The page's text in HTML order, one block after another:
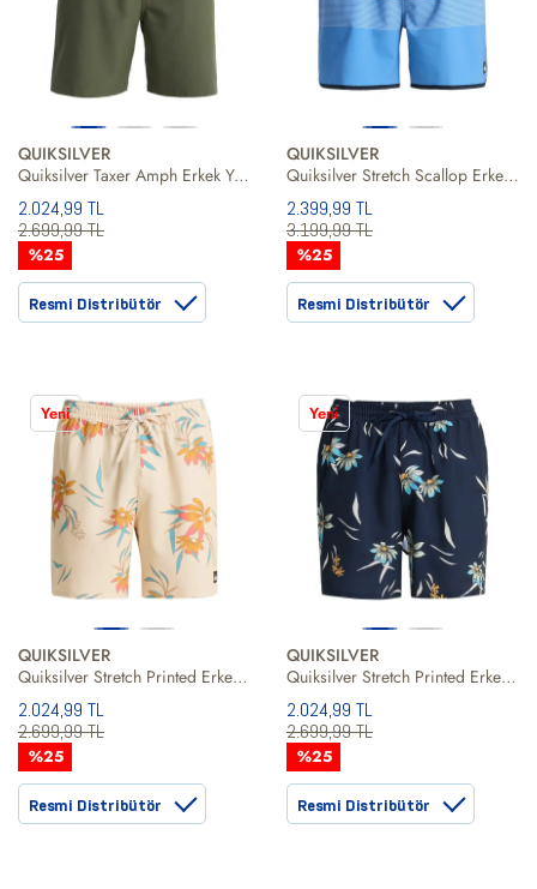
QUIKSILVER
Quiksilver Taxer Amph Erkek Yeşil Şort
2.024,99 TL
2.699,99 TL
%25
Resmi Distribütör
QUIKSILVER
Quiksilver Stretch Scallop Erkek Volley Short
2.399,99 TL
3.199,99 TL
%25
Resmi Distribütör
Yeni
QUIKSILVER
Quiksilver Stretch Printed Erkek Volley Short
2.024,99 TL
2.699,99 TL
%25
Resmi Distribütör
Yeni
QUIKSILVER
Quiksilver Stretch Printed Erkek Siyah Volley Short
2.024,99 TL
2.699,99 TL
%25
Resmi Distribütör